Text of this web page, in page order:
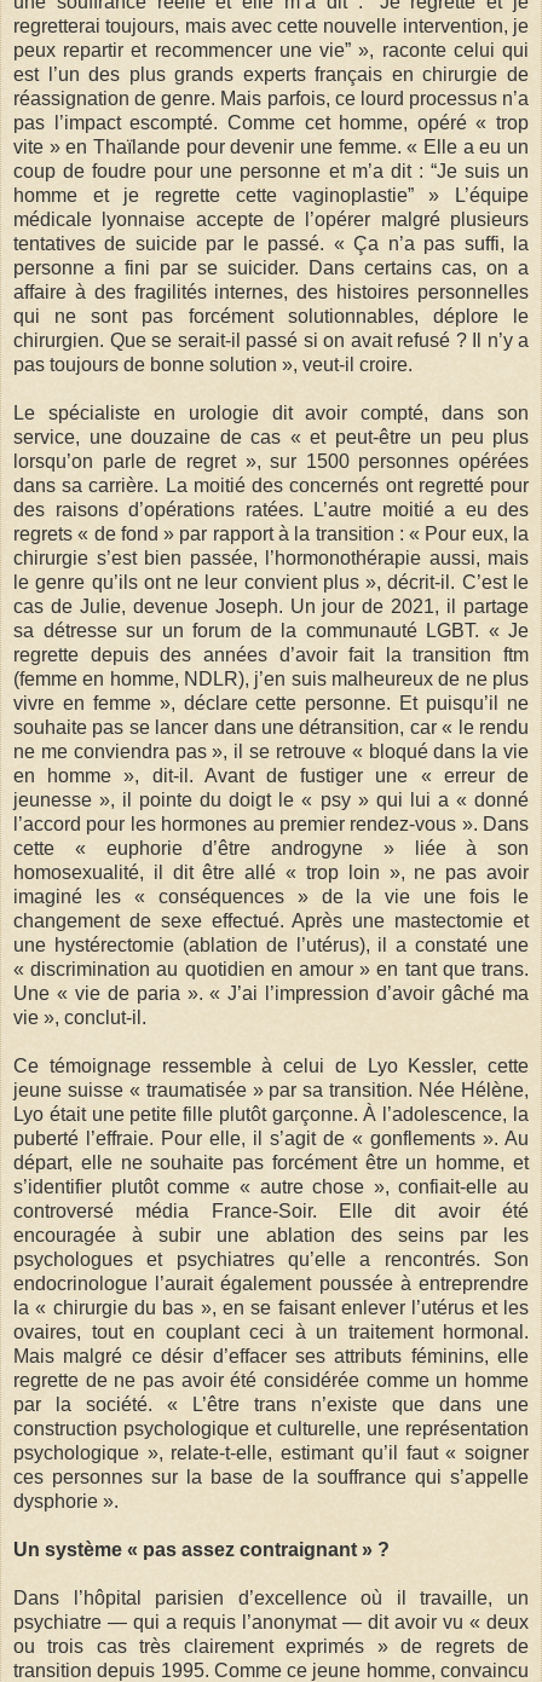
regretterai toujours, mais avec cette nouvelle intervention, je
peux repartir et recommencer une vie” », raconte celui qui
est l’un des plus grands experts français en chirurgie de
réassignation de genre. Mais parfois, ce lourd processus n’a
pas l’impact escompté. Comme cet homme, opéré « trop
vite » en Thaïlande pour devenir une femme. « Elle a eu un
coup de foudre pour une personne et m’a dit : “Je suis un
homme et je regrette cette vaginoplastie” » L’équipe
médicale lyonnaise accepte de l’opérer malgré plusieurs
tentatives de suicide par le passé. « Ça n’a pas suffi, la
personne a fini par se suicider. Dans certains cas, on a
affaire à des fragilités internes, des histoires personnelles
qui ne sont pas forcément solutionnables, déplore le
chirurgien. Que se serait-il passé si on avait refusé ? Il n’y a
pas toujours de bonne solution », veut-il croire.
Le spécialiste en urologie dit avoir compté, dans son
service, une douzaine de cas « et peut-être un peu plus
lorsqu’on parle de regret », sur 1500 personnes opérées
dans sa carrière. La moitié des concernés ont regretté pour
des raisons d’opérations ratées. L’autre moitié a eu des
regrets « de fond » par rapport à la transition : « Pour eux, la
chirurgie s’est bien passée, l’hormonothérapie aussi, mais
le genre qu’ils ont ne leur convient plus », décrit-il. C’est le
cas de Julie, devenue Joseph. Un jour de 2021, il partage
sa détresse sur un forum de la communauté LGBT. « Je
regrette depuis des années d’avoir fait la transition ftm
(femme en homme, NDLR), j’en suis malheureux de ne plus
vivre en femme », déclare cette personne. Et puisqu’il ne
souhaite pas se lancer dans une détransition, car « le rendu
ne me conviendra pas », il se retrouve « bloqué dans la vie
en homme », dit-il. Avant de fustiger une « erreur de
jeunesse », il pointe du doigt le « psy » qui lui a « donné
l’accord pour les hormones au premier rendez-vous ». Dans
cette « euphorie d’être androgyne » liée à son
homosexualité, il dit être allé « trop loin », ne pas avoir
imaginé les « conséquences » de la vie une fois le
changement de sexe effectué. Après une mastectomie et
une hystérectomie (ablation de l’utérus), il a constaté une
« discrimination au quotidien en amour » en tant que trans.
Une « vie de paria ». « J’ai l’impression d’avoir gâché ma
vie », conclut-il.
Ce témoignage ressemble à celui de Lyo Kessler, cette
jeune suisse « traumatisée » par sa transition. Née Hélène,
Lyo était une petite fille plutôt garçonne. À l’adolescence, la
puberté l’effraie. Pour elle, il s’agit de « gonflements ». Au
départ, elle ne souhaite pas forcément être un homme, et
s’identifier plutôt comme « autre chose », confiait-elle au
controversé média France-Soir. Elle dit avoir été
encouragée à subir une ablation des seins par les
psychologues et psychiatres qu’elle a rencontrés. Son
endocrinologue l’aurait également poussée à entreprendre
la « chirurgie du bas », en se faisant enlever l’utérus et les
ovaires, tout en couplant ceci à un traitement hormonal.
Mais malgré ce désir d’effacer ses attributs féminins, elle
regrette de ne pas avoir été considérée comme un homme
par la société. « L’être trans n’existe que dans une
construction psychologique et culturelle, une représentation
psychologique », relate-t-elle, estimant qu’il faut « soigner
ces personnes sur la base de la souffrance qui s’appelle
dysphorie ».
Un système « pas assez contraignant » ?
Dans l’hôpital parisien d’excellence où il travaille, un
psychiatre — qui a requis l’anonymat — dit avoir vu « deux
ou trois cas très clairement exprimés » de regrets de
transition depuis 1995. Comme ce jeune homme, convaincu